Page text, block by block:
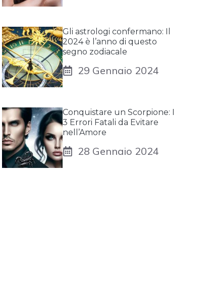
Gli astrologi confermano: Il
2024 è l’anno di questo
segno zodiacale
29 Gennaio 2024
Conquistare un Scorpione: I
3 Errori Fatali da Evitare
nell’Amore
28 Gennaio 2024